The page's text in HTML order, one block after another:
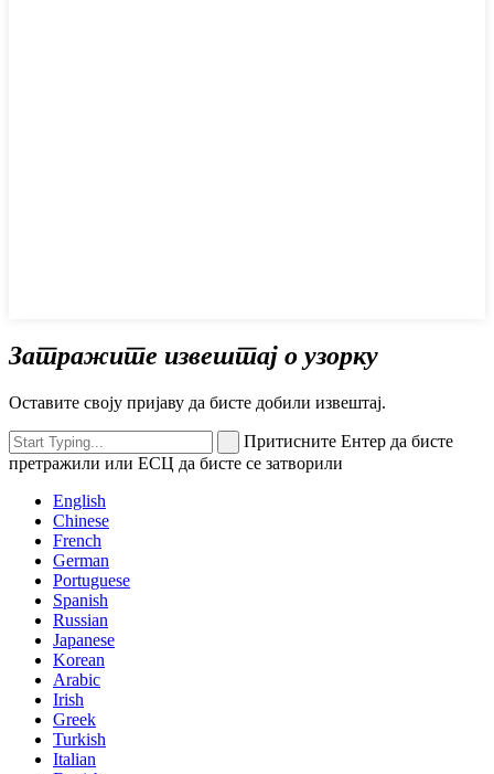
Затражите извештај о узорку
Оставите своју пријаву да бисте добили извештај.
Притисните Ентер да бисте
претражили или ЕСЦ да бисте се затворили
English
Chinese
French
German
Portuguese
Spanish
Russian
Japanese
Korean
Arabic
Irish
Greek
Turkish
Italian